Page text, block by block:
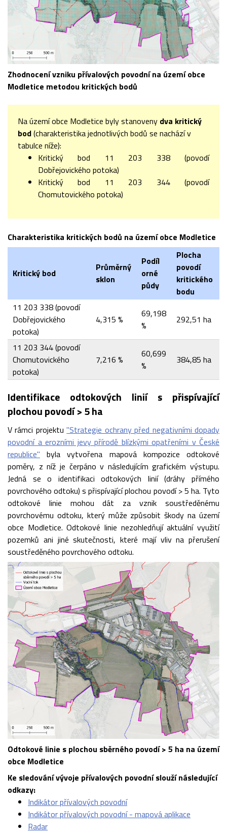
Zhodnocení vzniku přívalových povodní na území obce
Modletice metodou kritických bodů
Na území obce Modletice byly stanoveny dva kritický
bod(charakteristika jednotlivých bodů se nachází v
tabulce níže):
Kritický bod 11 203 338 (povodí
Dobřejovického potoka)
Kritický bod 11 203 344 (povodí
Chomutovického potoka)
Charakteristika kritických bodů na území obce Modletice
Kritický bod
Průměrný
sklon
Podíl
orné
půdy
Plocha
povodí
kritického
bodu
11 203 338 (povodí
Dobřejovického
potoka)
4,315 %
69,198
%
292,51 ha
11 203 344 (povodí
Chomutovického
potoka)
7,216 %
60,699
%
384,85 ha
Identifikace odtokových linií s přispívající
plochou povodí > 5 ha
V rámci projektu"Strategie ochrany před negativními dopady
povodní a erozními jevy přírodě blízkými opatřeními v České
republice" byla vytvořena mapová kompozice odtokové
poměry, z níž je čerpáno v následujícím grafickém výstupu.
Jedná se o identifikaci odtokových linií (dráhy přímého
povrchového odtoku) s přispívající plochou povodí > 5 ha. Tyto
odtokové linie mohou dát za vznik soustředěnému
povrchovému odtoku, který může způsobit škody na území
obce Modletice. Odtokové linie nezohledňují aktuální využití
pozemků ani jiné skutečnosti, které mají vliv na přerušení
soustředěného povrchového odtoku.
Odtokové linie s plochou sběrného povodí > 5 ha na území
obce Modletice
Ke sledování vývoje přívalových povodní slouží následující
odkazy:
Indikátor přívalových povodní
Indikátor přívalových povodní - mapová aplikace
Radar